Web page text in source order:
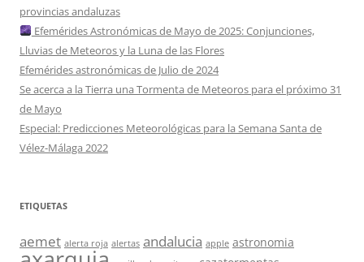
provincias andaluzas
Efemérides Astronómicas de Mayo de 2025: Conjunciones,
Lluvias de Meteoros y la Luna de las Flores
Efemérides astronómicas de Julio de 2024
Se acerca a la Tierra una Tormenta de Meteoros para el próximo 31
de Mayo
Especial: Predicciones Meteorológicas para la Semana Santa de
Vélez-Málaga 2022
ETIQUETAS
aemet alerta roja alertas andalucia apple astronomia